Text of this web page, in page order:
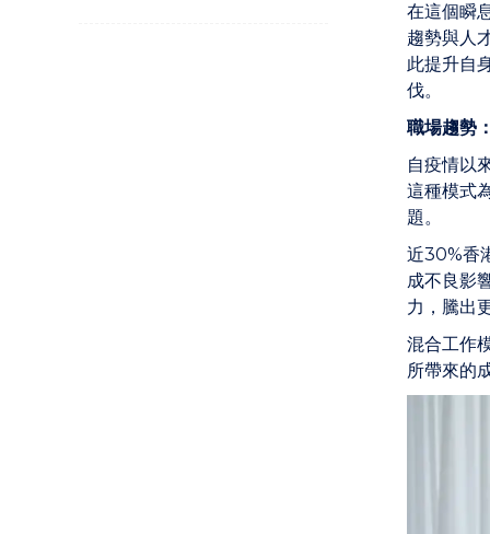
在這個瞬
趨勢與人
此提升自
伐。
職場趨勢
自疫情以
這種模式
題。
近30%香
成不良影
力，騰出
混合工作
所帶來的